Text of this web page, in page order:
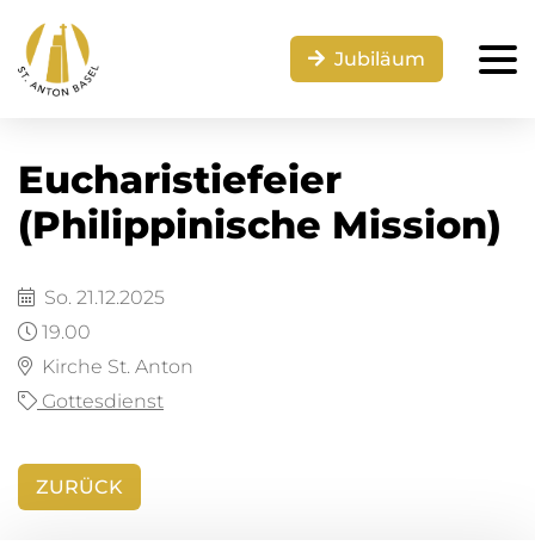
Jubiläum
Eucharistiefeier
(Philippinische Mission)
So. 21.12.2025
19.00
Kirche St. Anton
Gottesdienst
ZURÜCK